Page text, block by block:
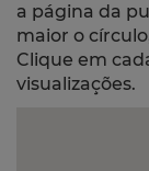
a página da
maior o
Clique em
visualizações.